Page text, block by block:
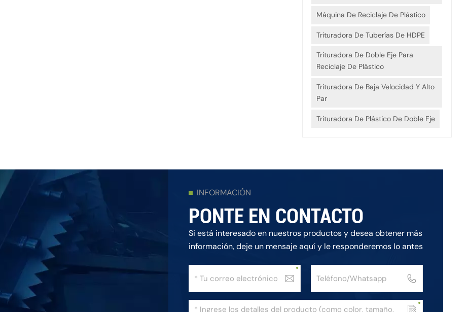
Máquina De Reciclaje De Plástico
Trituradora De Tuberías De HDPE
Trituradora De Doble Eje Para
Reciclaje De Plástico
Trituradora De Baja Velocidad Y Alto
Par
Trituradora De Plástico De Doble Eje
INFORMACIÓN
PONTE EN CONTACTO
Si está interesado en nuestros productos y desea obtener más
información, deje un mensaje aquí y le responderemos lo antes